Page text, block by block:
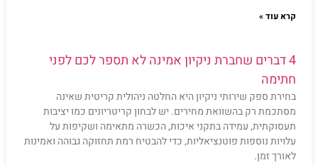
קרא עוד »
4 דברים שחברת ניקיון אמינה לא תספר לכם לפני
חתימה
בחירת ספק שירותי ניקיון היא החלטה ניהולית קריטית שאינה
מסתכמת רק בהשוואת מחירים. יש לבחון קריטריונים כמו יציבות
תעסוקתית, עמידה בתקני איכות, הכשרה מתאימה ושקיפות על
עלויות נוספות פוטנציאליות, כדי להבטיח רמת תחזוקה גבוהה ואמינות
לאורך זמן.